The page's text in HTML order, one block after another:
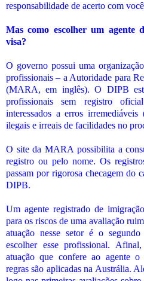
responsabilidade de acerto com
Mas como escolher um agente
visa?
O governo possui uma
profissionais – a Autoridade para
(MARA, em inglês). O DIPB
profissionais sem registro
interessados a erros irremediáveis
ilegais e irreais de facilidades no
O site da MARA possibilita a
registro ou pelo nome. Os
passam por rigorosa checagem do
DIPB.
Um agente registrado de
para os riscos de uma avaliação
atuação nesse setor é o
escolher esse profissional.
atuação que confere ao agente
regras são aplicadas na Austrália.